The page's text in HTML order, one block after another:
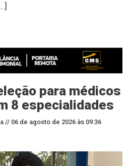
para médicos
8 especialidades
// 06 de agosto de 2026 às 09:36